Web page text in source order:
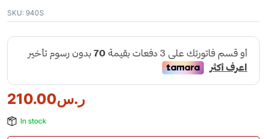
SKU: 940S
ر.س210.00
In stock